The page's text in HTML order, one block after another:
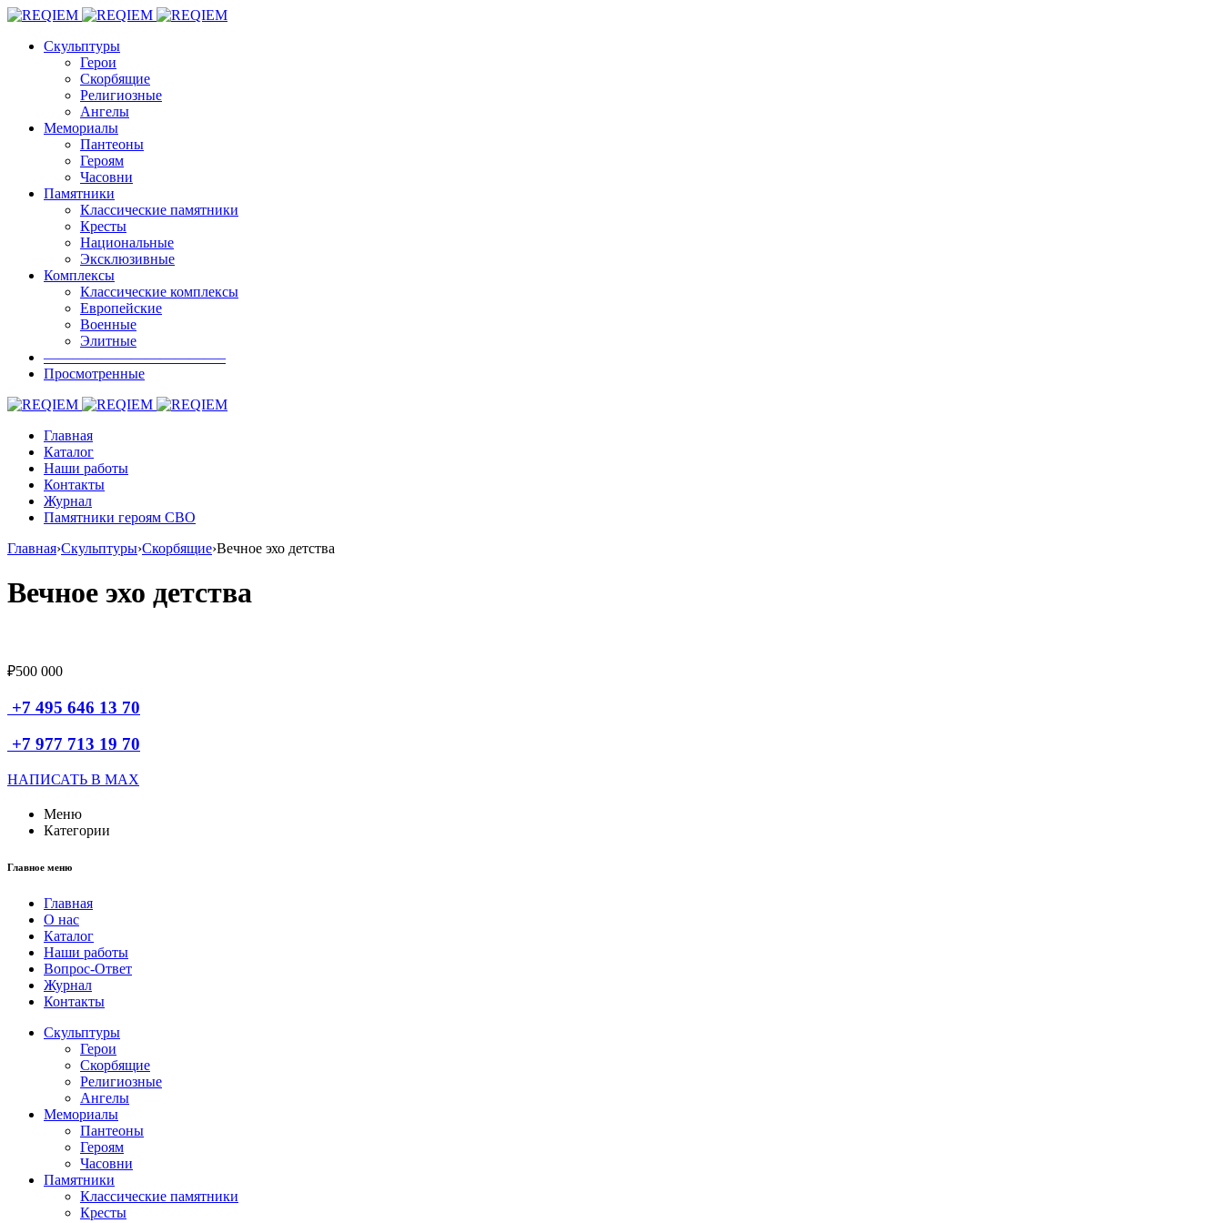
Скульптуры
Герои
Скорбящие
Религиозные
Ангелы
Мемориалы
Пантеоны
Героям
Часовни
Памятники
Классические памятники
Кресты
Национальные
Эксклюзивные
Комплексы
Классические комплексы
Европейские
Военные
Элитные
————————————–
Просмотренные
Главная
Каталог
Наши работы
Контакты
Журнал
Памятники героям СВО
Главная›Скульптуры›Скорбящие›Вечное эхо детства
Вечное эхо детства
₽500 000
+7 495 646 13 70
+7 977 713 19 70
НАПИСАТЬ В MAX
Меню
Категории
Главное меню
Главная
О нас
Каталог
Наши работы
Вопрос-Ответ
Журнал
Контакты
Скульптуры
Герои
Скорбящие
Религиозные
Ангелы
Мемориалы
Пантеоны
Героям
Часовни
Памятники
Классические памятники
Кресты